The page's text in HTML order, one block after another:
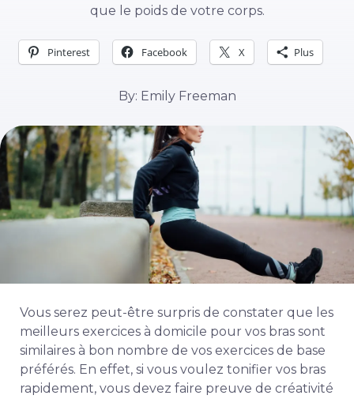
que le poids de votre corps.
Pinterest Facebook X Plus
By: Emily Freeman
Vous serez peut-être surpris de constater que les
meilleurs exercices à domicile pour vos bras sont
similaires à bon nombre de vos exercices de base
préférés. En effet, si vous voulez tonifier vos bras
rapidement, vous devez faire preuve de créativité